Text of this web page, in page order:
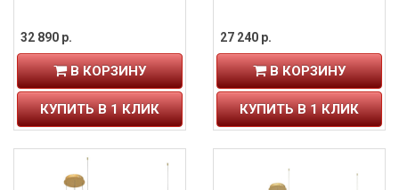
32 890 р.
В КОРЗИНУ
КУПИТЬ В 1 КЛИК
27 240 р.
В КОРЗИНУ
КУПИТЬ В 1 КЛИК